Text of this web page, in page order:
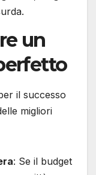
un
il successo
migliori
: Se il budget